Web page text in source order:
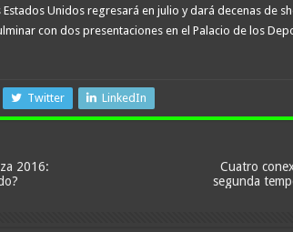
Unidos regresará en julio y dará decenas de
con dos presentaciones en el Palacio de los
Twitter LinkedIn
2016:
Cuatro
segunda